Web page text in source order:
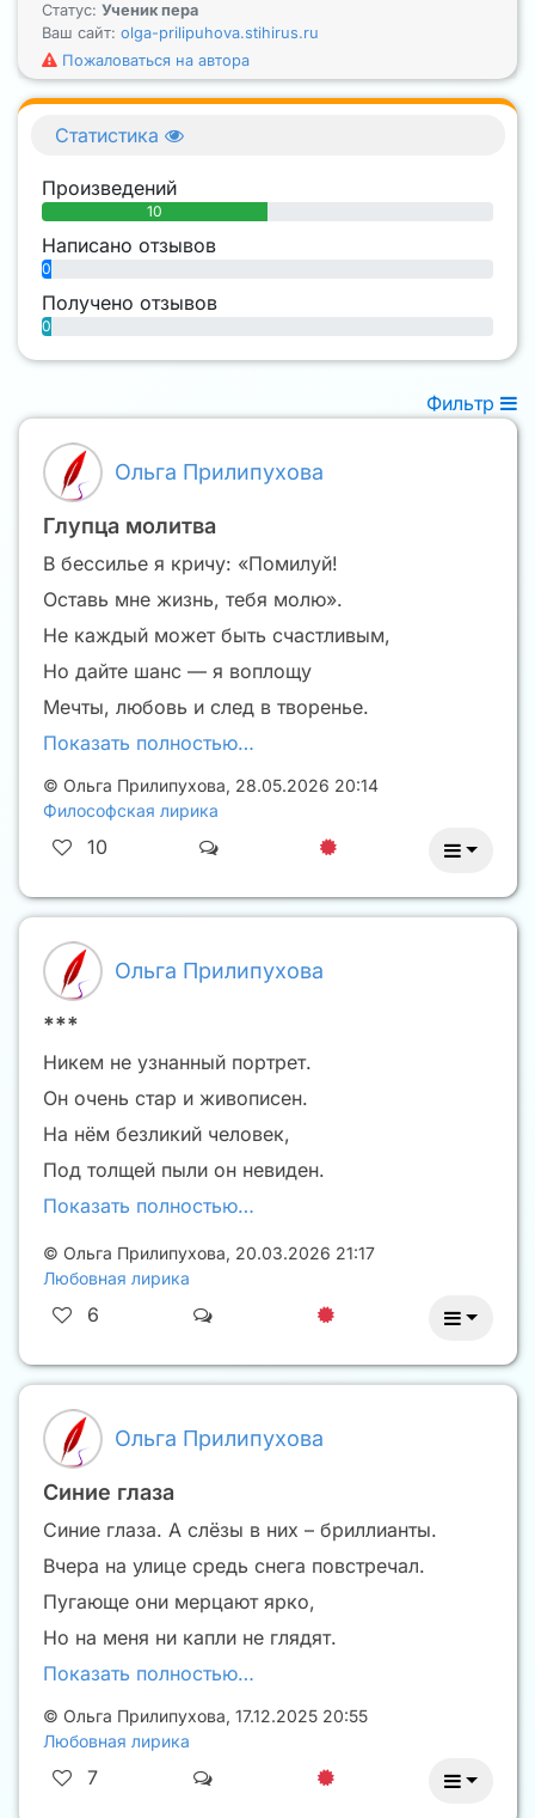
Статус: Ученик пера
Ваш сайт: olga-prilipuhova.stihirus.ru
Пожаловаться на автора
Фильтр
Ольга Прилипухова
Глупца молитва
В бессилье я кричу: «Помилуй!
Оставь мне жизнь, тебя молю».
Не каждый может быть счастливым,
Но дайте шанс — я воплощу
Мечты, любовь и след в творенье.
Показать полностью…
© Ольга Прилипухова, 28.05.2026 20:14
Философская лирика
10
Ольга Прилипухова
***
Никем не узнанный портрет.
Он очень стар и живописен.
На нём безликий человек,
Под толщей пыли он невиден.
Показать полностью…
© Ольга Прилипухова, 20.03.2026 21:17
Любовная лирика
6
Ольга Прилипухова
Синие глаза
Синие глаза. А слёзы в них – бриллианты.
Вчера на улице средь снега повстречал.
Пугающе они мерцают ярко,
Но на меня ни капли не глядят.
Показать полностью…
© Ольга Прилипухова, 17.12.2025 20:55
Любовная лирика
7
Статистика
Произведений
10
Написано отзывов
0
Получено отзывов
0